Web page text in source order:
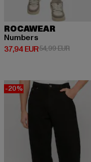
ROCAWEAR
Numbers
37,94 EUR
Derzeitiger Preis: 37,94
54,99 EUR
-20%